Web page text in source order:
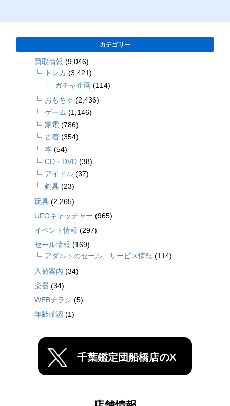
カテゴリー
買取情報 (9,046)
トレカ (3,421)
ガチャ企画 (114)
おもちゃ (2,436)
ゲーム (1,146)
家電 (786)
古着 (354)
本 (54)
CD・DVD (38)
アイドル (37)
釣具 (23)
玩具 (2,265)
UFOキャッチャー (965)
イベント情報 (297)
セール情報 (169)
アダルトのセール、サービス情報 (114)
入荷案内 (34)
楽器 (34)
WEBチラシ (5)
年齢確認 (1)
千葉鑑定団船橋店のX